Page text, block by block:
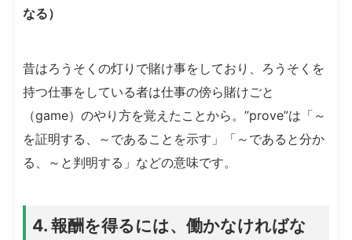
なる）
昔はろうそくの灯りで賭け事をしており、ろうそくを
持つ仕事をしている者は仕事の傍ら賭けごと
（game）のやり方を覚えたことから。”prove”は「～
を証明する、～であることを示す」「～であると分か
る、～と判明する」などの意味です。
4. 報酬を得るには、働かなければな